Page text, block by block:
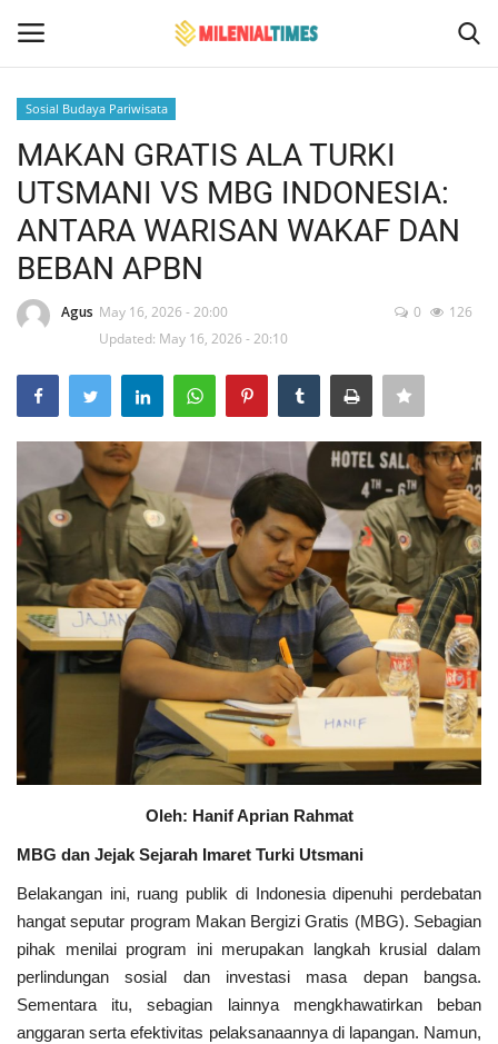
Home
Bencana Alam
Sosial Budaya Pariwisata
Events
Contact
Politik
Maritim
Pertanian
Perkebunan & Perikanan
Opini
Ekonomi & Keuangan
Sosial Budaya Pariwisata
MAKAN GRATIS ALA TURKI
UTSMANI VS MBG INDONESIA:
ANTARA WARISAN WAKAF DAN
BEBAN APBN
Agus May 16, 2026 - 20:00
Updated: May 16, 2026 - 20:10
0 126
Oleh: Hanif Aprian Rahmat
MBG dan Jejak Sejarah Imaret Turki Utsmani
Belakangan ini, ruang publik di Indonesia dipenuhi perdebatan
hangat seputar program Makan Bergizi Gratis (MBG). Sebagian
pihak menilai program ini merupakan langkah krusial dalam
perlindungan sosial dan investasi masa depan bangsa.
Sementara itu, sebagian lainnya mengkhawatirkan beban
anggaran serta efektivitas pelaksanaannya di lapangan. Namun,